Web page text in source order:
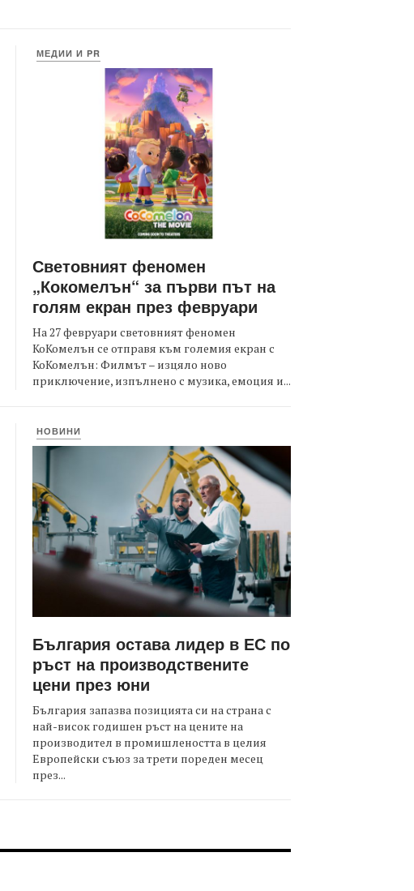
МЕДИИ И PR
Световният феномен
„Кокомелън“ за първи път на
голям екран през февруари
На 27 февруари световният феномен
КоКомелън се отправя към големия екран с
КоКомелън: Филмът – изцяло ново
приключение, изпълнено с музика, емоция и...
НОВИНИ
България остава лидер в ЕС по
ръст на производствените
цени през юни
България запазва позицията си на страна с
най-висок годишен ръст на цените на
производител в промишлеността в целия
Европейски съюз за трети пореден месец
през...